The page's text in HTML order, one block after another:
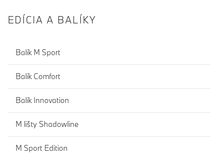
EDÍCIA A BALÍKY
Balík M Sport
Balík Comfort
Balík Innovation
M lišty Shadowline
M Sport Edition